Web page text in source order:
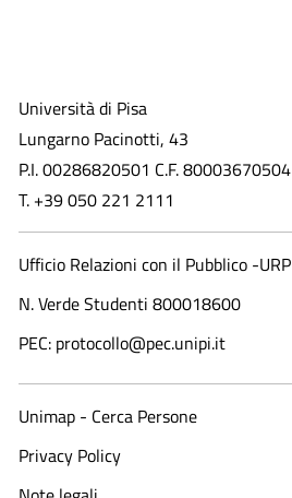
Università di Pisa
Lungarno Pacinotti, 43
P.I. 00286820501 C.F. 80003670504
T. +39 050 221 2111
Ufficio Relazioni con il Pubblico -URP
N. Verde Studenti 800018600​
PEC: protocollo@pec.unipi.it
Unimap - Cerca Persone
Privacy Policy